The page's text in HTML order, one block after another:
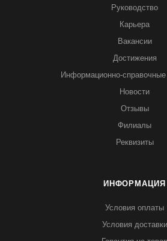
Руководство
Карьера
Вакансии
Достижения
Информационно-
Новости
Отзывы
Филиалы
Реквизиты
ИНФОРМАЦИЯ
Условия оплаты
Условия доставки